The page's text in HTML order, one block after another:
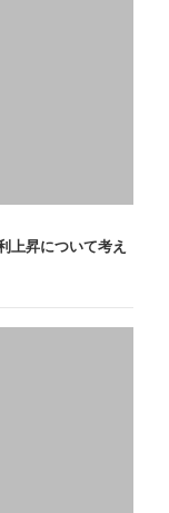
上昇について考え